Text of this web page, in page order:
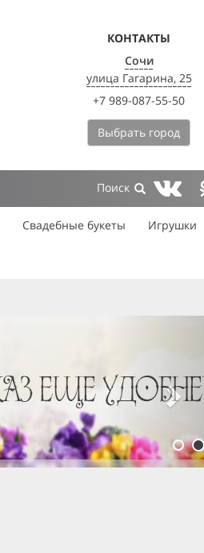
КОНТАКТЫ
Сочи
улица Гагарина, 25
+7 989-087-55-50
Выбрать город
Свадебные букеты Игрушки